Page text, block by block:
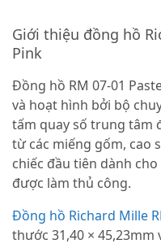
Giới thiệu đồng hồ
Pink
Đồng hồ RM 07-01
và hoạt hình bởi bộ
tấm quay số trung tâm
từ các miếng gốm, cao
chiếc đầu tiên dành
được làm thủ công.
Đồng hồ Richard Mille
thước 31,40 × 45,23mm